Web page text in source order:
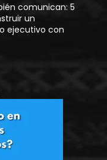
comunican: 5
un
ejecutivo con